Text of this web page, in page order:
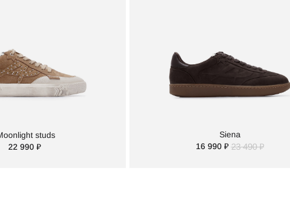
studs
22 990 ₽
Siena
16 990 ₽ 23 490 ₽